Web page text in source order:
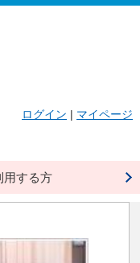
ログイン | マイページ
用する方